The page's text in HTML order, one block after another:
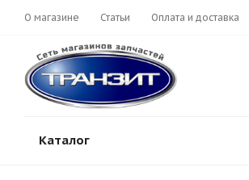
О магазине Статьи Оплата и доставка
Каталог